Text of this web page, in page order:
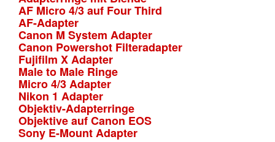
AF Micro 4/3 auf Four Third
AF-Adapter
Canon M System Adapter
Canon Powershot Filteradapter
Fujifilm X Adapter
Male to Male Ringe
Micro 4/3 Adapter
Nikon 1 Adapter
Objektiv-Adapterringe
Objektive auf Canon EOS
Sony E-Mount Adapter